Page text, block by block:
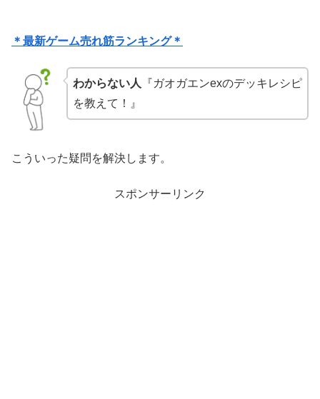
＊最新ゲーム売れ筋ランキング＊
わからない人 『ガオガエンexのデッキレシピ
を教えて！』
こういった疑問を解決します。
スポンサーリンク